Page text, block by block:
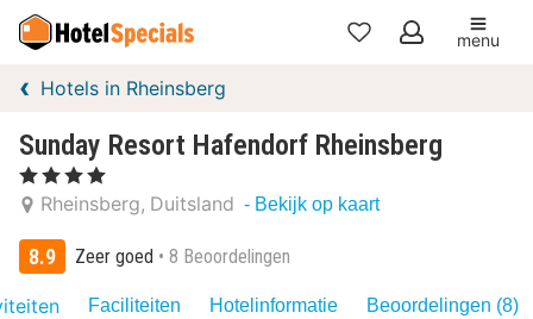
Mijn
menu
Hotels in Rheinsberg
Sunday Resort Hafendorf Rheinsberg
, 4 Sterren
Rheinsberg Duitsland - Bekijk op kaart
8.9 Zeer goed 8 Beoordelingen
Faciliteiten Hotelinformatie Beoordelingen (8)